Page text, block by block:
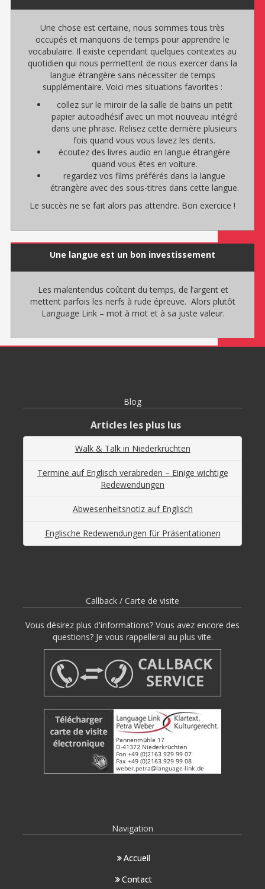
Une chose est certaine, nous sommes tous très
occupés et manquons de temps pour apprendre le
vocabulaire. Il existe cependant quelques contextes au
quotidien qui nous permettent de nous exercer dans la
langue étrangère sans nécessiter de temps
supplémentaire. Voici mes situations favorites :
collez sur le miroir de la salle de bains un petit
papier autoadhésif avec un mot nouveau intégré
dans une phrase. Relisez cette dernière plusieurs
fois quand vous vous lavez les dents.
écoutez des livres audio en langue étrangère
quand vous êtes en voiture.
regardez vos films préférés dans la langue
étrangère avec des sous-titres dans cette langue.
Le succès ne se fait alors pas attendre. Bon exercice !
Une langue est un bon investissement
Les malentendus coûtent du temps, de l’argent et
mettent parfois les nerfs à rude épreuve. Alors plutôt
Language Link – mot à mot et à sa juste valeur.
Blog
Articles les plus lus
Walk & Talk in Niederkrüchten
Termine auf Englisch verabreden – Einige wichtige
Redewendungen
Abwesenheitsnotiz auf Englisch
Englische Redewendungen für Präsentationen
Callback / Carte de visite
Vous désirez plus d'informations? Vous avez encore des
questions? Je vous rappellerai au plus vite.
Navigation
Accueil
Contact